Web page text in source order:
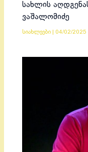
სახლის
ვაშალომიძე
სიახლეები 04/02/2025